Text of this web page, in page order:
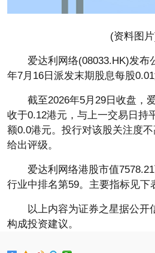
(资料图
爱达利网络(08033.HK)发布
年7月16日派发末期股息每股0.01
截至2026年5月29日收盘，
收于0.12港元，与上一交易日持
额0.0港元。投行对该股关注度
给出评级。
爱达利网络港股市值
行业中排名第59。主要指标见下
以上内容为证券之星据公开
构成投资建议。